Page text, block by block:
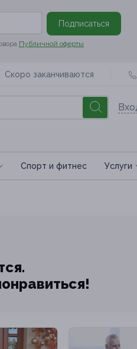
Подписаться
Публичной оферты
Скоро заканчиваются
Спoрт и фитнес Услуги